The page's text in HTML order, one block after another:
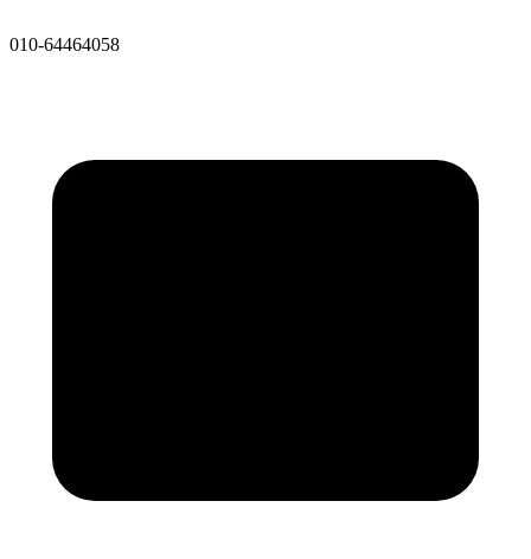
010-64464058